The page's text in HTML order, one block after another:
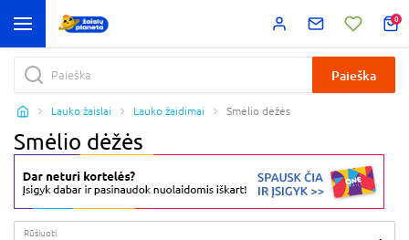
0
Paieška
Lauko žaislai Lauko žaidimai Smėlio dėžės
Smėlio dėžės
Rūšiuoti